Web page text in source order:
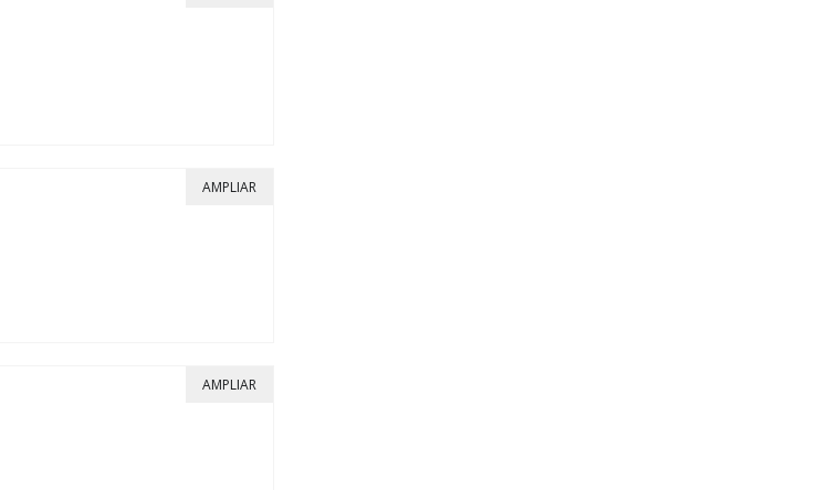
AMPLIAR
AMPLIAR